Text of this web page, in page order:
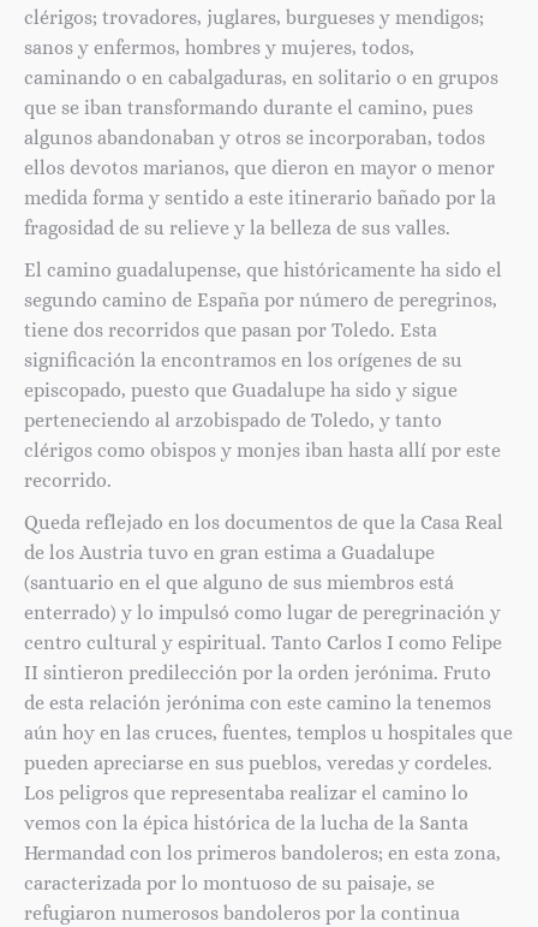
clérigos; trovadores, juglares, burgueses y mendigos;
sanos y enfermos, hombres y mujeres, todos,
caminando o en cabalgaduras, en solitario o en grupos
que se iban transformando durante el camino, pues
algunos abandonaban y otros se incorporaban, todos
ellos devotos marianos, que dieron en mayor o menor
medida forma y sentido a este itinerario bañado por la
fragosidad de su relieve y la belleza de sus valles.
El camino guadalupense, que históricamente ha sido el
segundo camino de España por número de peregrinos,
tiene dos recorridos que pasan por Toledo. Esta
significación la encontramos en los orígenes de su
episcopado, puesto que Guadalupe ha sido y sigue
perteneciendo al arzobispado de Toledo, y tanto
clérigos como obispos y monjes iban hasta allí por este
recorrido.
Queda reflejado en los documentos de que la Casa Real
de los Austria tuvo en gran estima a Guadalupe
(santuario en el que alguno de sus miembros está
enterrado) y lo impulsó como lugar de peregrinación y
centro cultural y espiritual. Tanto Carlos I como Felipe
II sintieron predilección por la orden jerónima. Fruto
de esta relación jerónima con este camino la tenemos
aún hoy en las cruces, fuentes, templos u hospitales que
pueden apreciarse en sus pueblos, veredas y cordeles.
Los peligros que representaba realizar el camino lo
vemos con la épica histórica de la lucha de la Santa
Hermandad con los primeros bandoleros; en esta zona,
caracterizada por lo montuoso de su paisaje, se
refugiaron numerosos bandoleros por la continua